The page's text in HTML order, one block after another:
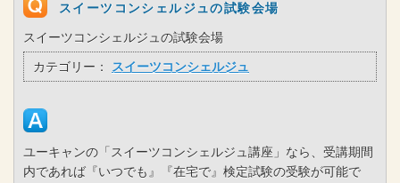
スイーツコンシェルジュの試験会場
スイーツコンシェルジュの試験会場
カテゴリー： スイーツコンシェルジュ
ユーキャンの「スイーツコンシェルジュ講座」なら、受講期間
内であれば『いつでも』『在宅で』検定試験の受験が可能で